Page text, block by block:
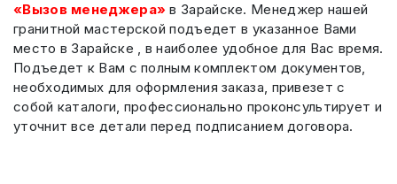
«Вызов менеджера» в Зарайске. Менеджер нашей
гранитной мастерской подъедет в указанное Вами
место в Зарайске , в наиболее удобное для Вас время.
Подъедет к Вам с полным комплектом документов,
необходимых для оформления заказа, привезет с
собой каталоги, профессионально проконсультирует и
уточнит все детали перед подписанием договора.